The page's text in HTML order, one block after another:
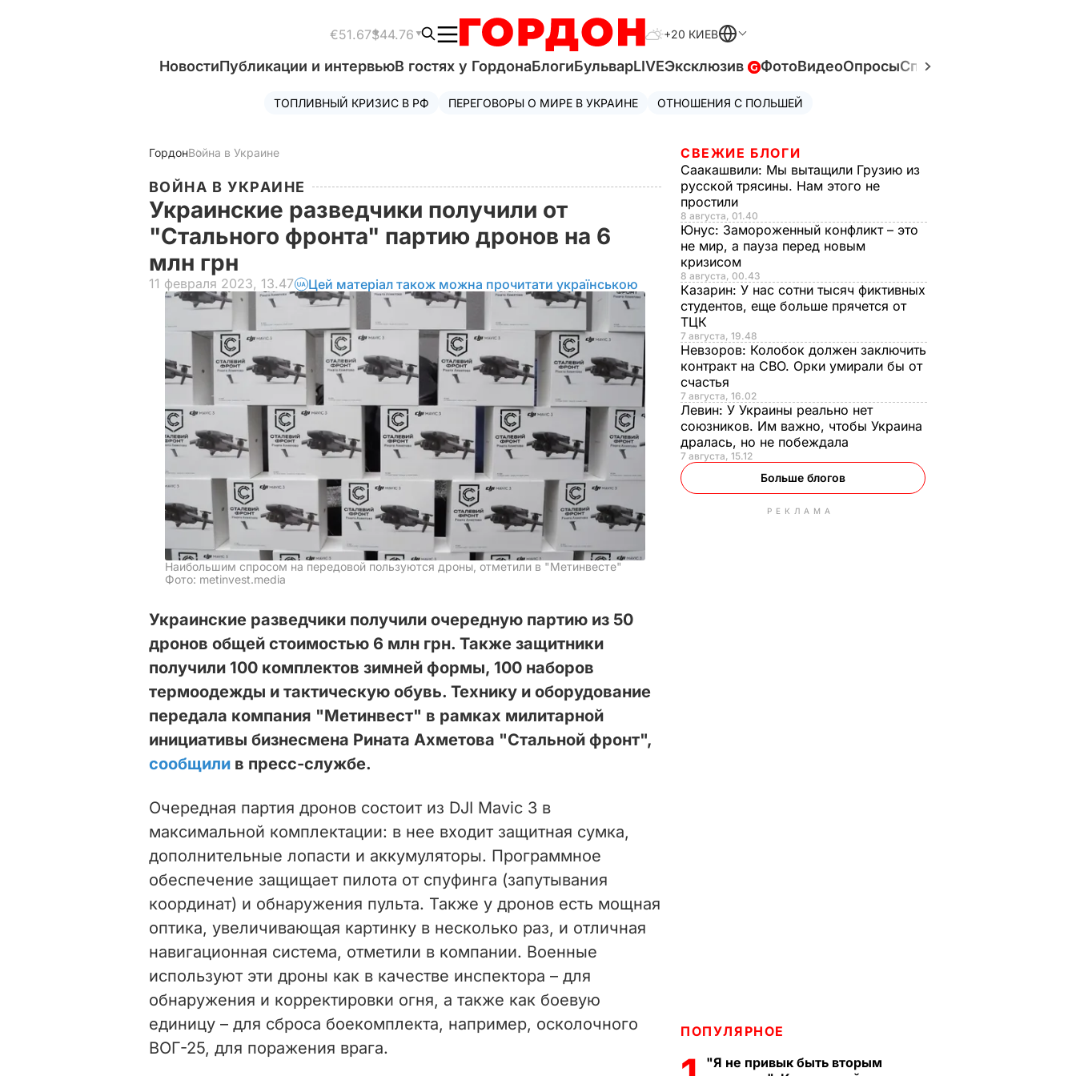
€51.67$44.76 +20 КИЕВ
НовостиПубликации и интервьюВ гостях у ГордонаБлогиБульварLIVEЭксклюзив ФотоВидеоОпросыСпецпроекты
ТОПЛИВНЫЙ КРИЗИС В РФ ПЕРЕГОВОРЫ О МИРЕ В УКРАИНЕ ОТНОШЕНИЯ С ПОЛЬШЕЙ
ГордонВойна в Украине
ВОЙНА В УКРАИНЕ
Украинские разведчики получили от
"Стального фронта" партию дронов на 6
млн грн
11 февраля 2023, 13.47 Цей матеріал також можна прочитати українською
Наибольшим спросом на передовой пользуются дроны, отметили в "Метинвесте"
Фото: metinvest.media
Украинские разведчики получили очередную партию из 50
дронов общей стоимостью 6 млн грн. Также защитники
получили 100 комплектов зимней формы, 100 наборов
термоодежды и тактическую обувь. Технику и оборудование
передала компания "Метинвест" в рамках милитарной
инициативы бизнесмена Рината Ахметова "Стальной фронт",
сообщили в пресс-службе.
Очередная партия дронов состоит из DJI Mavic 3 в
максимальной комплектации: в нее входит защитная сумка,
дополнительные лопасти и аккумуляторы. Программное
обеспечение защищает пилота от спуфинга (запутывания
координат) и обнаружения пульта. Также у дронов есть мощная
оптика, увеличивающая картинку в несколько раз, и отличная
навигационная система, отметили в компании. Военные
используют эти дроны как в качестве инспектора – для
обнаружения и корректировки огня, а также как боевую
единицу – для сброса боекомплекта, например, осколочного
ВОГ-25, для поражения врага.
СВЕЖИЕ БЛОГИ
Саакашвили: Мы вытащили Грузию из
русской трясины. Нам этого не
простили
8 августа, 01.40
Юнус: Замороженный конфликт – это
не мир, а пауза перед новым
кризисом
8 августа, 00.43
Казарин: У нас сотни тысяч фиктивных
студентов, еще больше прячется от
ТЦК
7 августа, 19.48
Невзоров: Колобок должен заключить
контракт на СВО. Орки умирали бы от
счастья
7 августа, 16.02
Левин: У Украины реально нет
союзников. Им важно, чтобы Украина
дралась, но не побеждала
7 августа, 15.12
Больше блогов
РЕКЛАМА
ПОПУЛЯРНОЕ
"Я не привык быть вторым